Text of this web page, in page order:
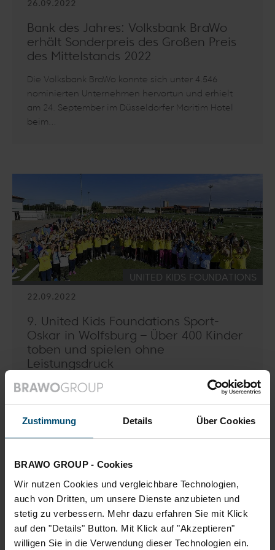
Zustimmung Details Über Cookies
BRAWO GROUP - Cookies
Wir nutzen Cookies und vergleichbare Technologien,
auch von Dritten, um unsere Dienste anzubieten und
stetig zu verbessern. Mehr dazu erfahren Sie mit Klick
auf den "Details" Button. Mit Klick auf "Akzeptieren"
willigen Sie in die Verwendung dieser Technologien ein.
26.09.2022
Bank des Jahres: Volksbank BraWo
erhält Sonderpreis des Großen Preis
des Mittelstands 2022
Die Volksbank BraWo konnte sich unter 4.546
nominierten Unternehmen hervortun und erhielt
am 24. September im Düsseldorfer Maritim Hotel
beim…
KATEGORIE:
UNITED KIDS FOUNDATIONS
22.09.2022
9. United Kids Foundations Sport-
Oskar in Wolfsburg – Über 400 Kinder
toben und spielen ohne
Leistungsdruck
Rund 420 Schülerinnen und Schüler aus 21
Wolfsburger Grundschulen waren am 22.
September im VfL-Stadion am Elsterweg
zusammengekommen, um nach zwei…